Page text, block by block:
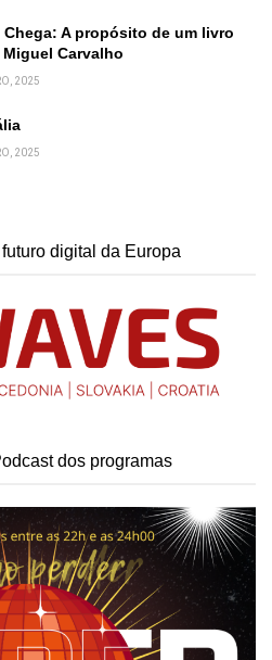
A propósito de um livro
Carvalho
2025
2025
digital da Europa
dos programas